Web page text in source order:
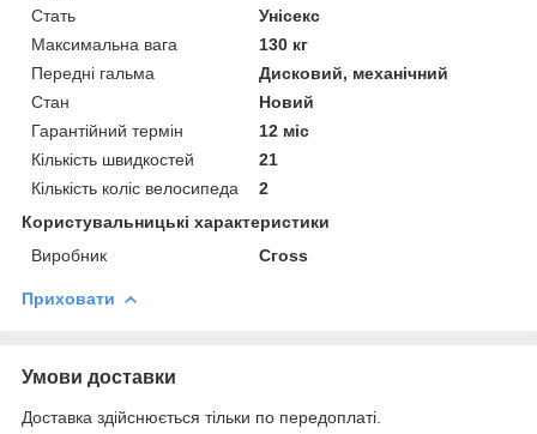
Стать
Унісекс
Максимальна вага
130 кг
Передні гальма
Дисковий, механічний
Стан
Новий
Гарантійний термін
12 міс
Кількість швидкостей
21
Кількість коліс велосипеда
2
Користувальницькі характеристики
Виробник
Сгоѕѕ
Приховати
Умови доставки
Доставка здійснюється тільки по передоплаті.